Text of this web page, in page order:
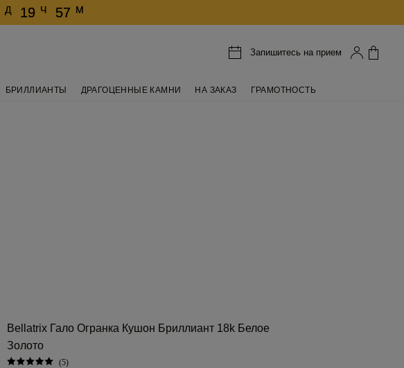
Д 19 Ч 57 М
Запишитесь на прием
БРИЛЛИАНТЫ ДРАГОЦЕННЫЕ КАМНИ НА ЗАКАЗ ГРАМОТНОСТЬ
Bellatrix Гало Огранка Кушон Бриллиант 18k Белое
Золото
(5)